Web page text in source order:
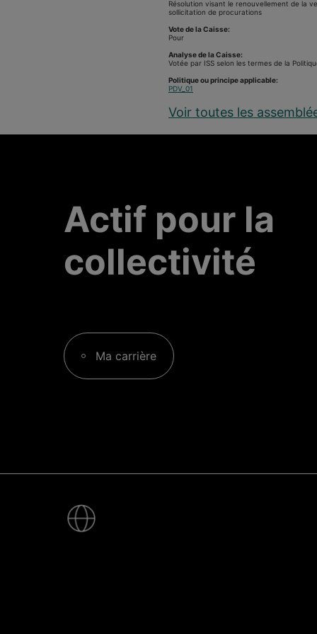
Résolution visant le renouvellement de la
sollicitation de procurations
Vote de la Caisse:
Pour
Analyse de la Caisse:
Votée par ISS selon les termes de la
Politique ou principe applicable:
PDV_01
Voir toutes les
Actif pour la
collectivité
Ma carrière